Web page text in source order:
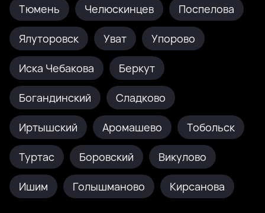
Тюмень Челюскинцев Поспелова
Ялуторовск Уват Упорово
Иска Чебакова Беркут
Богандинский Сладково
Иртышский Аромашево Тобольск
Туртас Боровский Викулово
Ишим Голышманово Кирсанова